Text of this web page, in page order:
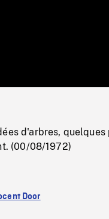
d'arbres,
(00/08/1972)
Door